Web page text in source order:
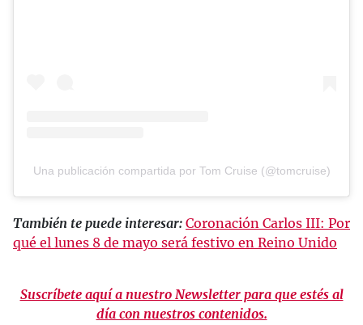
Una publicación compartida por Tom Cruise (@tomcruise)
También te puede interesar: Coronación Carlos III: Por
qué el lunes 8 de mayo será festivo en Reino Unido
Suscríbete aquí a nuestro Newsletter para que estés al
día con nuestros contenidos.